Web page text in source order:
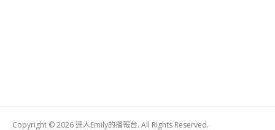
Copyright © 2026 達人Emily的播報台. All Rights Reserved.